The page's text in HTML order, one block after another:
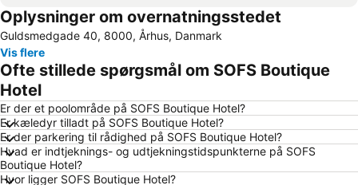
Horsens Harbour
Århus Bymuseum
Northside Festival
City Vest
Himmelbjerget
Storcenter Nord
Mols-Linien Ferries
Aarhus Festival
Umbrako DK Festival
Skandinavisk Dyrepark
Viking Moot Festival
The country out of the closet
home
Sauntering Danish graphic art through 200 years
Oplysninger om overnatningsstedet
Guldsmedgade 40, 8000, Århus, Danmark
Vis flere
Ofte stillede spørgsmål om SOFS Boutique
Hotel
Er der et poolområde på SOFS Boutique Hotel?
Er kæledyr tilladt på SOFS Boutique Hotel?
Er der parkering til rådighed på SOFS Boutique Hotel?
Hvad er indtjeknings- og udtjekningstidspunkterne på SOFS
Boutique Hotel?
Hvor ligger SOFS Boutique Hotel?